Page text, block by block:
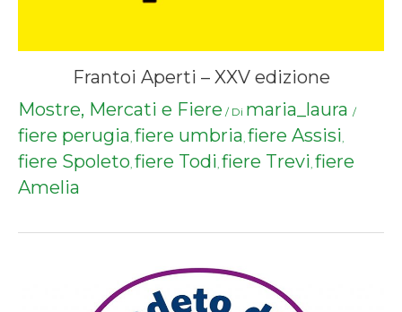
Frantoi Aperti – XXV edizione
Mostre, Mercati e Fiere / Di maria_laura /
fiere perugia, fiere umbria, fiere Assisi,
fiere Spoleto, fiere Todi, fiere Trevi, fiere
Amelia